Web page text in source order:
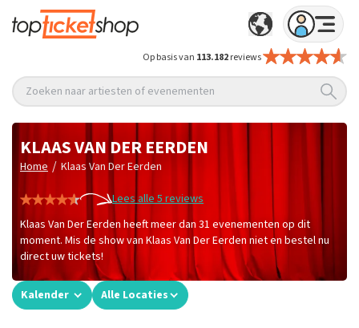
Op basis van 113.182reviews
Zoeken naar artiesten of evenementen
KLAAS VAN DER EERDEN
Home / Klaas Van Der Eerden
Lees alle 5 reviews
Klaas Van Der Eerden heeft meer dan 31 evenementen op dit
moment. Mis de show van Klaas Van Der Eerden niet en bestel nu
direct uw tickets!
Kalender Alle Locaties